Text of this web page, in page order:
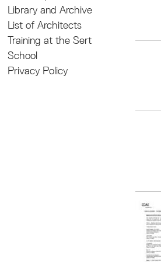
Library and Archive
List of Architects
Training at the Sert
School
Privacy Policy